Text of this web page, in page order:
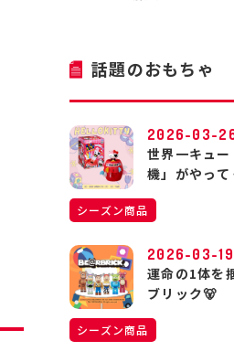
話題のおもちゃ
2026-03-
世界一キュ
機」がやって
シーズン商品
2026-03-19
運命の1体を
ブリック🐻
シーズン商品